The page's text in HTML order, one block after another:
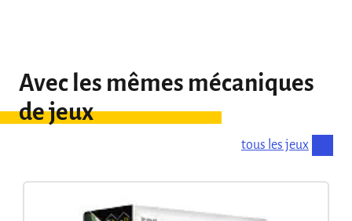
Avec les mêmes mécaniques
de jeux
tous les jeux